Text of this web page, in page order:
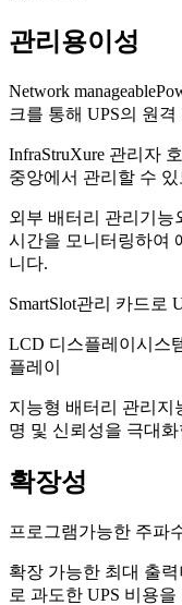
관리용이성
Network manageable
크를 통해 UPS의 원
InfraStruXure 관리자
중앙에서 관리할 수
외부 배터리 관리기능
시간을 모니터링하여
니다.
SmartSlot관리 카드로
LCD 디스플레이 시스
플레이
지능형 배터리 관리 지
명 및 신뢰성을 극대
확장성
프로그램가능한 주파
확장 가능한 최대 출력
로 과도한 UPS 비용